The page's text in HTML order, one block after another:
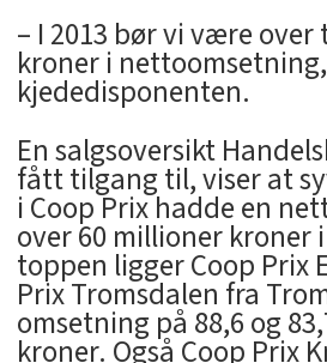
– I 2013 bør vi være
kroner i
kjededisponenten.
En salgsoversikt
fått tilgang til, viser at
i Coop Prix hadde en
over 60 millioner kroner
toppen ligger Coop Prix
Prix Tromsdalen fra
omsetning på 88,6 og
kroner. Også Coop Prix